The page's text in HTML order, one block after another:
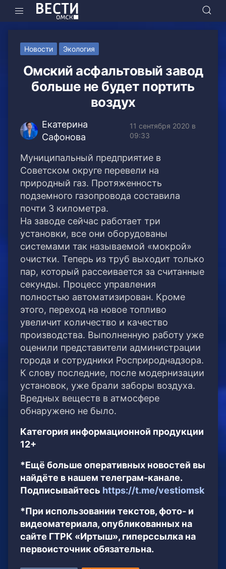
Новости Экология
Омский асфальтовый завод
больше не будет портить
воздух
Екатерина
Сафонова
11 сентября 2020 в
09:33
Муниципальный предприятие в
Советском округе перевели на
природный газ. Протяженность
подземного газопровода составила
почти 3 километра.
На заводе сейчас работает три
установки, все они оборудованы
системами так называемой «мокрой»
очистки. Теперь из труб выходит только
пар, который рассеивается за считанные
секунды. Процесс управления
полностью автоматизирован. Кроме
этого, переход на новое топливо
увеличит количество и качество
производства. Выполненную работу уже
оценили представители администрации
города и сотрудники Росприроднадзора.
К слову последние, после модернизации
установок, уже брали заборы воздуха.
Вредных веществ в атмосфере
обнаружено не было.
Категория информационной продукции
12+
*Ещё больше оперативных новостей вы
найдёте в нашем телеграм-канале.
Подписывайтесь https://t.me/vestiomsk
*При использовании текстов, фото- и
видеоматериала, опубликованных на
сайте ГТРК «Иртыш», гиперссылка на
первоисточник обязательна.